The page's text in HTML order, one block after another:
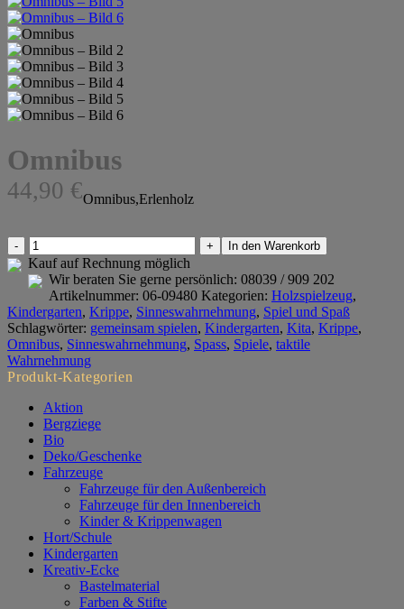
Omnibus
44,90 €Omnibus,Erlenholz
Omnibus
Menge
In den Warenkorb
Kauf auf Rechnung möglich
Wir beraten Sie gerne persönlich: 08039 / 909 202
Artikelnummer: 06-09480 Kategorien: Holzspielzeug,
Kindergarten, Krippe, Sinneswahrnehmung, Spiel und Spaß
Schlagwörter: gemeinsam spielen, Kindergarten, Kita, Krippe,
Omnibus, Sinneswahrnehmung, Spass, Spiele, taktile
Wahrnehmung
Produkt-Kategorien
Aktion
Bergziege
Bio
Deko/Geschenke
Fahrzeuge
Fahrzeuge für den Außenbereich
Fahrzeuge für den Innenbereich
Kinder & Krippenwagen
Hort/Schule
Kindergarten
Kreativ-Ecke
Bastelmaterial
Farben & Stifte